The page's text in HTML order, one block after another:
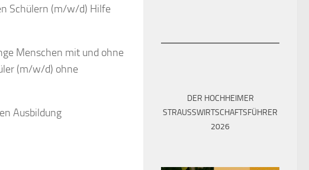
Schülern (m/w/d) Hilfe
Menschen mit und ohne
(m/w/d) ohne
Ausbildung
DER HOCHHEIMER
STRAUSSWIRTSCHAFTSFÜHRER 2
026